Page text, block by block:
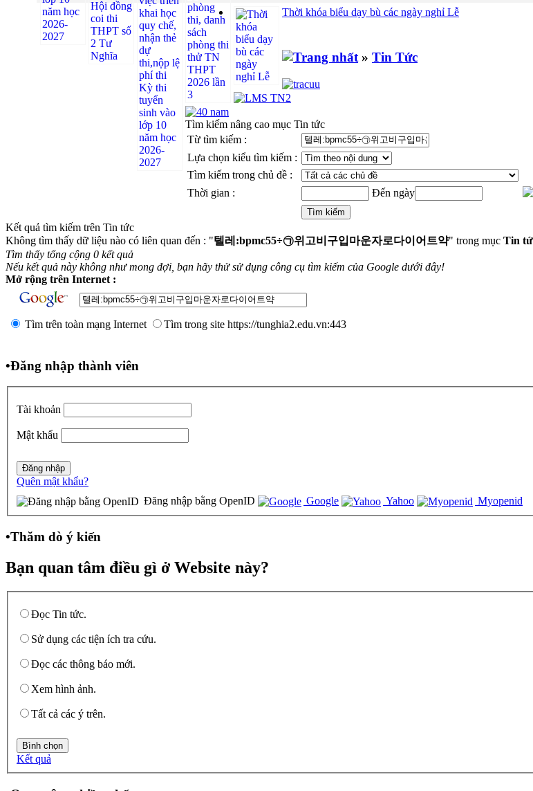
Thời khóa biểu dạy bù các ngày nghỉ Lễ
» Tin Tức
Tìm kiếm nâng cao mục Tin tức
Từ tìm kiếm :
Lựa chọn kiểu tìm kiếm :
Tìm kiếm trong chủ đề :
Thời gian :
Đến ngày
Kết quả tìm kiếm trên Tin tức
Không tìm thấy dữ liệu nào có liên quan đến : "텔레:bpmc55÷㉠위고비구입마운자로다이어트약" trong mục Tin
Tìm thấy tổng cộng 0 kết quả
Nếu kết quả này không như mong đợi, bạn hãy thử sử dụng công cụ tìm kiếm của Google dưới đây!
Mở rộng trên Internet :
Tìm trên toàn mạng Internet Tìm trong site https://tunghia2.edu.vn:443
•Đăng nhập thành viên
Tài khoản
Mật khẩu
Quên mật khẩu?
Đăng nhập bằng OpenID
Google Yahoo Myopenid
•Thăm dò ý kiến
Bạn quan tâm điều gì ở Website này?
Đọc Tin tức.
Sử dụng các tiện ích tra cứu.
Đọc các thông báo mới.
Xem hình ảnh.
Tất cả các ý trên.
Kết quả